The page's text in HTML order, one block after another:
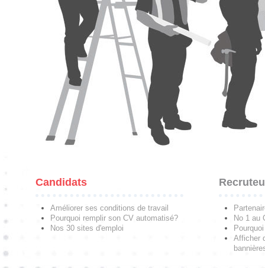
Candidats
Améliorer ses conditions de travail
Pourquoi remplir son CV automatisé?
Nos 30 sites d'emploi
No 1 au
Afficher